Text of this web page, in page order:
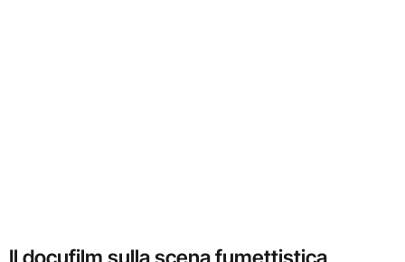
Il docufilm sulla scena fumettistica